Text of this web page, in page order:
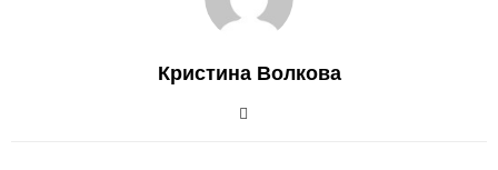
Кристина Волкова